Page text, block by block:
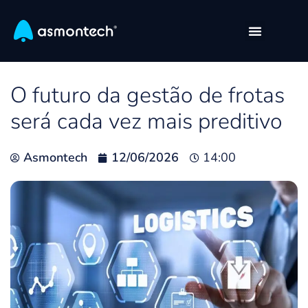
O futuro da gestão de frotas
será cada vez mais preditivo
Asmontech 12/06/2026 14:00